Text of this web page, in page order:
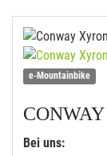
e-Mountainbike
CONWAY
Bei uns: